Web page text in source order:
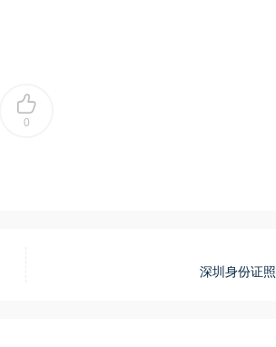
0
深圳身份证